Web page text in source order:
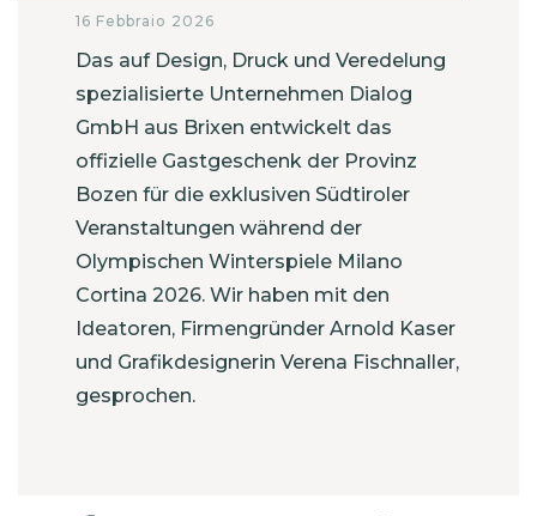
16 Febbraio 2026
Das auf Design, Druck und Veredelung
spezialisierte Unternehmen Dialog
GmbH aus Brixen entwickelt das
offizielle Gastgeschenk der Provinz
Bozen für die exklusiven Südtiroler
Veranstaltungen während der
Olympischen Winterspiele Milano
Cortina 2026. Wir haben mit den
Ideatoren, Firmengründer Arnold Kaser
und Grafikdesignerin Verena Fischnaller,
gesprochen.